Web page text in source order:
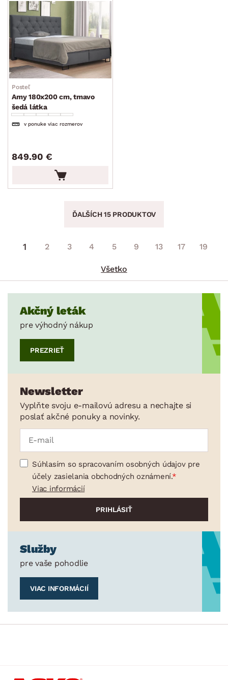
Posteľ
Amy 180x200 cm, tmavo
šedá látka
v ponuke viac rozmerov
849.90 €
ĎALŠÍCH 15 PRODUKTOV
1 2 3 4 5 9 13 17 19
Všetko
Akčný leták
pre výhodný nákup
PREZRIEŤ
Newsletter
Vyplňte svoju e-mailovú adresu a nechajte si
poslať akčné ponuky a novinky.
Súhlasím so spracovaním osobných údajov pre
účely zasielania obchodných oznámení.
Viac informácií
Služby
pre vaše pohodlie
VIAC INFORMÁCIÍ